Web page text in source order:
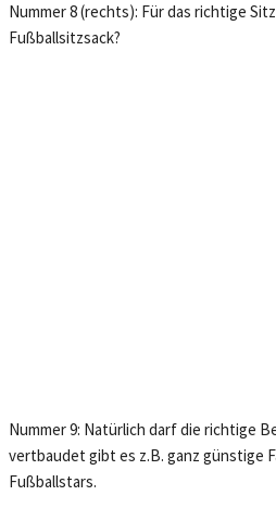
Nummer 8 (rechts): Für das richtige
Fußballsitzsack?
Nummer 9: Natürlich darf die richtige
vertbaudet gibt es z.B. ganz günstige
Fußballstars.